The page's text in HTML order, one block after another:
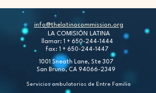
info@thelatinocommission.org
LA COMISIÓN LATINA
llamar: 1 + 650-244-1444
fax: 1 + 650-244-1447
1001 Sneath Lane, Ste 307
San Bruno, CA 94066-2349
Servicios ambulatorios de Entre Familia